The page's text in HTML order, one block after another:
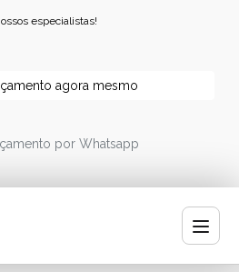
especialistas!
agora mesmo
por Whatsapp